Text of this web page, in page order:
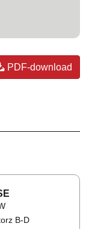
PDF-download
B-D